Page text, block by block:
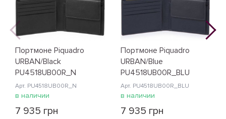
Портмоне Piquadro
URBAN/Black
PU4518UB00R_N
Арт. PU4518UB00R_N
в наличии
7 935 грн
Портмоне Piquadro
URBAN/Blue
PU4518UB00R_BLU
Арт. PU4518UB00R_BLU
в наличии
7 935 грн